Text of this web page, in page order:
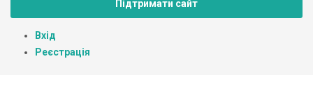
Підтримати сайт
Вхід
Реєстрація